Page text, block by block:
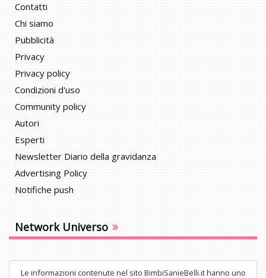
Contatti
Chi siamo
Pubblicità
Privacy
Privacy policy
Condizioni d'uso
Community policy
Autori
Esperti
Newsletter Diario della gravidanza
Advertising Policy
Notifiche push
Network Universo »
Le informazioni contenute nel sito BimbiSanieBelli.it hanno uno